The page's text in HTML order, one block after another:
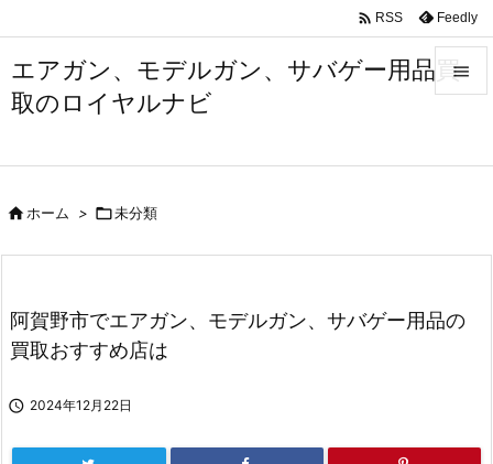
エアガン、モデルガン、サバゲー用品買
取のロイヤルナビ


前へ
 RSS Feedly
ホーム > 未分類
阿賀野市でエアガン、モデルガン、サバゲー用品の
買取おすすめ店は
 2024年12月22日